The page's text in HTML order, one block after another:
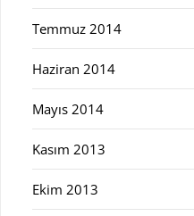
Temmuz 2014
Haziran 2014
Mayıs 2014
Kasım 2013
Ekim 2013